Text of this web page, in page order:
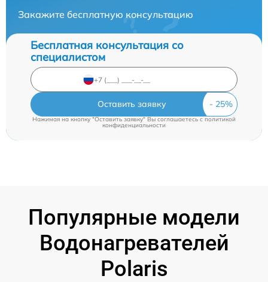
Закажите бесплатную консультацию
Бесплатная консультация со
специалистом
Оставить заявку
Нажимая на кнопку "Оставить заявку" Вы соглашаетесь cполитикой
конфиденциальности
Популярные модели
Водонагревателей
Polaris